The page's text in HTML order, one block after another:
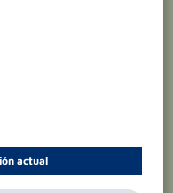
actual